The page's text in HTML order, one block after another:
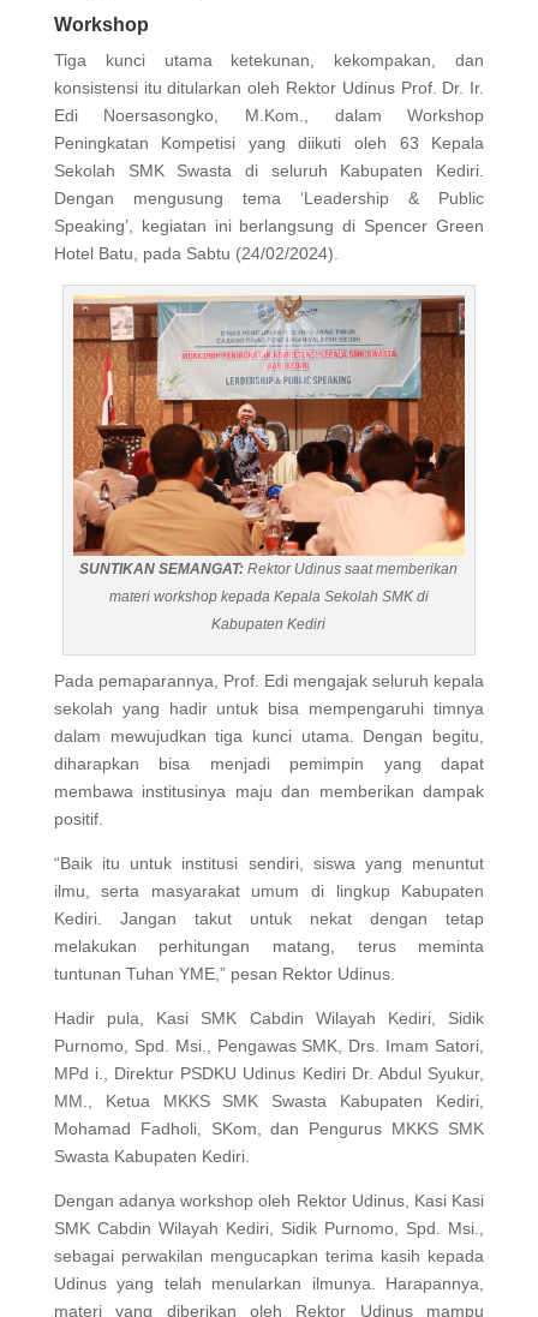
Workshop
Tiga kunci utama ketekunan, kekompakan, dan
konsistensi itu ditularkan oleh Rektor Udinus Prof. Dr. Ir.
Edi Noersasongko, M.Kom., dalam Workshop
Peningkatan Kompetisi yang diikuti oleh 63 Kepala
Sekolah SMK Swasta di seluruh Kabupaten Kediri.
Dengan mengusung tema ‘Leadership & Public
Speaking’, kegiatan ini berlangsung di Spencer Green
Hotel Batu, pada Sabtu (24/02/2024).
SUNTIKAN SEMANGAT: Rektor Udinus saat memberikan
materi workshop kepada Kepala Sekolah SMK di
Kabupaten Kediri
Pada pemaparannya, Prof. Edi mengajak seluruh kepala
sekolah yang hadir untuk bisa mempengaruhi timnya
dalam mewujudkan tiga kunci utama. Dengan begitu,
diharapkan bisa menjadi pemimpin yang dapat
membawa institusinya maju dan memberikan dampak
positif.
“Baik itu untuk institusi sendiri, siswa yang menuntut
ilmu, serta masyarakat umum di lingkup Kabupaten
Kediri. Jangan takut untuk nekat dengan tetap
melakukan perhitungan matang, terus meminta
tuntunan Tuhan YME,” pesan Rektor Udinus.
Hadir pula, Kasi SMK Cabdin Wilayah Kediri, Sidik
Purnomo, Spd. Msi., Pengawas SMK, Drs. Imam Satori,
MPd i., ⁠Direktur PSDKU Udinus Kediri Dr. Abdul Syukur,
MM., ⁠Ketua MKKS SMK Swasta Kabupaten Kediri,
Mohamad Fadholi, SKom, dan Pengurus MKKS SMK
Swasta Kabupaten Kediri.
Dengan adanya workshop oleh Rektor Udinus, Kasi Kasi
SMK Cabdin Wilayah Kediri, Sidik Purnomo, Spd. Msi.,
sebagai perwakilan mengucapkan terima kasih kepada
Udinus yang telah menularkan ilmunya. Harapannya,
materi yang diberikan oleh Rektor Udinus mampu